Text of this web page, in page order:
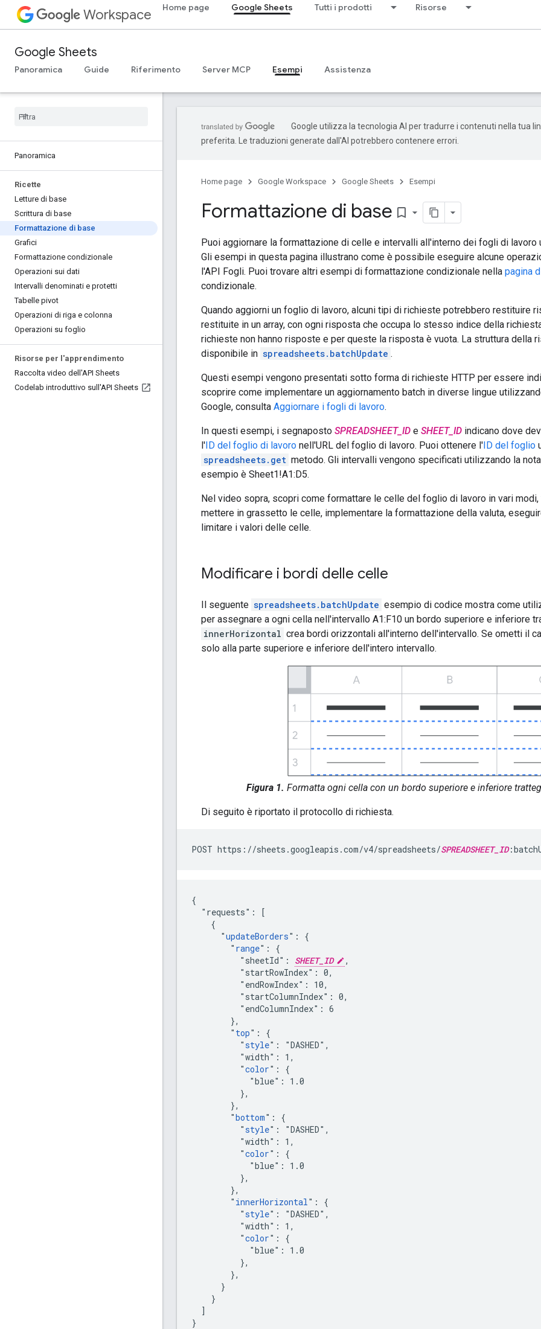
Workspace Home page Google Sheets Tutti i prodotti Risorse
Google Sheets
Panoramica Guide Riferimento Server MCP Esempi Assistenza
Panoramica
Ricette
Letture di base
Scrittura di base
Formattazione di base
Grafici
Formattazione condizionale
Operazioni sui dati
Intervalli denominati e protetti
Tabelle pivot
Operazioni di riga e colonna
Operazioni su foglio
Risorse per l'apprendimento
Raccolta video dell'API Sheets
Codelab introduttivo sull'API Sheets
Google utilizza la tecnologia AI per tradurre i contenuti nella tua
preferita. Le traduzioni generate dall'AI potrebbero contenere errori.
Home page Google Workspace Google Sheets Esempi
Formattazione di base bookmark_border
Puoi aggiornare la formattazione di celle e intervalli all'interno dei fogli di lavoro
Gli esempi in questa pagina illustrano come è possibile eseguire alcune
l'API Fogli. Puoi trovare altri esempi di formattazione condizionale nella pagina
condizionale.
Quando aggiorni un foglio di lavoro, alcuni tipi di richieste potrebbero restituire
restituite in un array, con ogni risposta che occupa lo stesso indice della
richieste non hanno risposte e per queste la risposta è vuota. La struttura della
disponibile in spreadsheets.batchUpdate .
Questi esempi vengono presentati sotto forma di richieste HTTP per essere
scoprire come implementare un aggiornamento batch in diverse lingue
Google, consulta Aggiornare i fogli di lavoro.
In questi esempi, i segnaposto SPREADSHEET_ID e SHEET_ID indicano dove
l'ID del foglio di lavoro nell'URL del foglio di lavoro. Puoi ottenere l'ID del foglio
spreadsheets.get metodo. Gli intervalli vengono specificati utilizzando la
esempio è Sheet1!A1:D5.
Nel video sopra, scopri come formattare le celle del foglio di lavoro in vari
mettere in grassetto le celle, implementare la formattazione della valuta,
limitare i valori delle celle.
Modificare i bordi delle celle
Il seguente spreadsheets.batchUpdate esempio di codice mostra come
per assegnare a ogni cella nell'intervallo A1:F10 un bordo superiore e inferiore
innerHorizontal crea bordi orizzontali all'interno dell'intervallo. Se ometti il
solo alla parte superiore e inferiore dell'intero intervallo.
Figura 1. Formatta ogni cella con un bordo superiore e inferiore
Di seguito è riportato il protocollo di richiesta.
POST https://sheets.googleapis.com/v4/spreadsheets/SPREADSHEET_ID
{
  "requests": [
    {
      "
updateBorders": {
        "
range": {
          "sheetId":
SHEET_ID
,
          "startRowIndex": 0,
          "endRowIndex": 10,
          "startColumnIndex": 0,
          "endColumnIndex": 6
        },
        "
top": {
          "
style": "DASHED",
          "width": 1,
          "
color": {
            "blue": 1.0
          },
        },
        "
bottom": {
          "
style": "DASHED",
          "width": 1,
          "
color": {
            "blue": 1.0
          },
        },
        "
innerHorizontal": {
          "
style": "DASHED",
          "width": 1,
          "
color": {
            "blue": 1.0
          },
        },
      }
    }
  ]
}